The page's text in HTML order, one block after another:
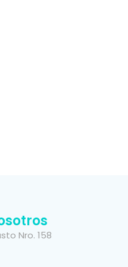
Nro. 158